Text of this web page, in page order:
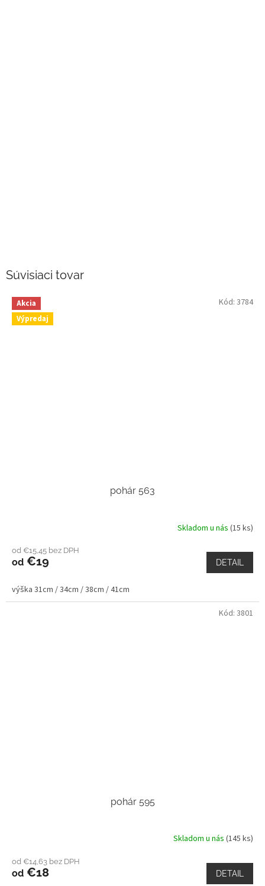
Súvisiaci tovar
Akcia
Výpredaj
pohár 563
Skladom u nás (15 ks)
od €15,45 bez DPH
od €19 DETAIL
výška 31cm / 34cm / 38cm / 41cm
Kód: 3784
pohár 595
Skladom u nás (145 ks)
od €14,63 bez DPH
od €18 DETAIL
Kód: 3801